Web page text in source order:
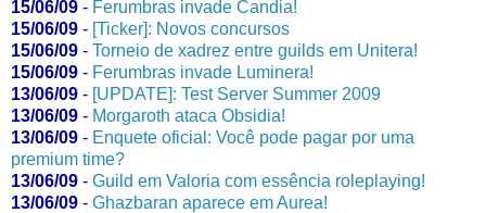
15/06/09 - Ferumbras invade Candia!
15/06/09 - [Ticker]: Novos concursos
15/06/09 - Torneio de xadrez entre guilds em Unitera!
15/06/09 - Ferumbras invade Luminera!
13/06/09 - [UPDATE]: Test Server Summer 2009
13/06/09 - Morgaroth ataca Obsidia!
13/06/09 - Enquete oficial: Você pode pagar por uma
premium time?
13/06/09 - Guild em Valoria com essência roleplaying!
13/06/09 - Ghazbaran aparece em Aurea!